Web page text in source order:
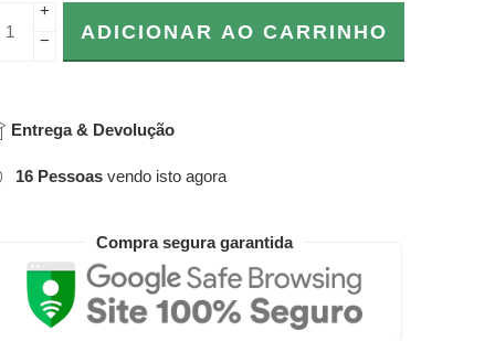
+
−
ADICIONAR AO CARRINHO
Entrega & Devolução
16 Pessoas vendo isto agora
Compra segura garantida